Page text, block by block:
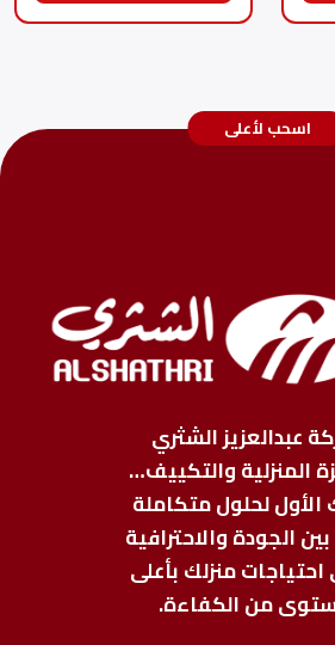
اسحب لأعلى
عبدالعزيز الشثري
المنزلية والتكييف…
الأول لحلول متكاملة
الجودة والاحترافية
احتياجات منزلك بأعلى
من الكفاءة.